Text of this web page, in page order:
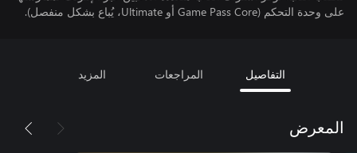
على وحدة التحكم (Game Pass Core أو Ultimate، يُباع بشكل منفصل).
التفاصيل المراجعات المزيد
المعرض